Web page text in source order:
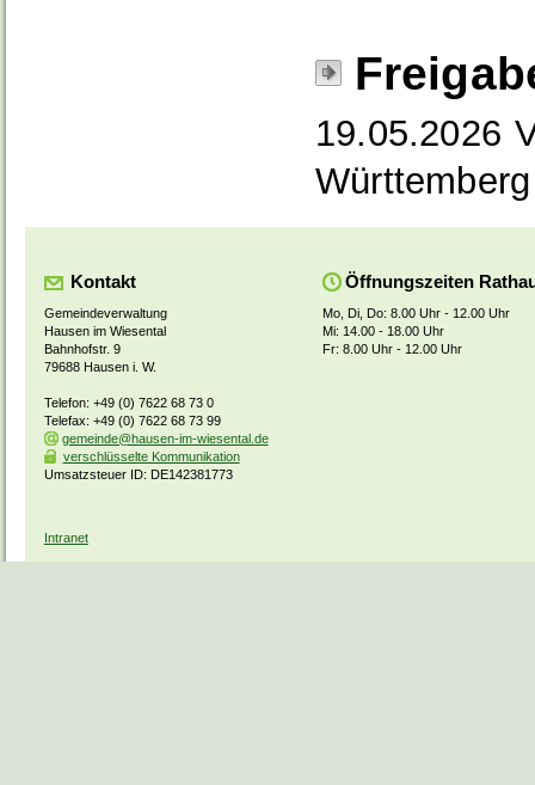
19.05.2026
Württemberg
Kontakt
Gemeindeverwaltung
Hausen im Wiesental
Bahnhofstr. 9
79688 Hausen i. W.
Telefon: +49 (0) 7622 68 73 0
Telefax: +49 (0) 7622 68 73 99
gemeinde@hausen-im-wiesental.de
verschlüsselte Kommunikation
Umsatzsteuer ID: DE142381773
Öffnungszeiten
Mo, Di, Do: 8.00 Uhr - 12.00 Uhr
Mi: 14.00 - 18.00 Uhr
Fr: 8.00 Uhr - 12.00 Uhr
Intranet